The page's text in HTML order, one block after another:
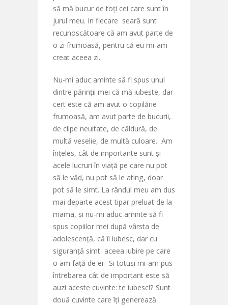
să mă bucur de toți cei care sunt în
jurul meu. In fiecare seară sunt
recunoscătoare că am avut parte de
o zi frumoasă, pentru că eu mi-am
creat aceea zi.
Nu-mi aduc aminte să fi spus unul
dintre părinții mei că mă iubește, dar
cert este că am avut o copilărie
frumoasă, am avut parte de bucurii,
de clipe neuitate, de căldură, de
multă veselie, de multă culoare. Am
înțeles, cât de importante sunt și
acele lucruri în viață pe care nu pot
să le văd, nu pot să le ating, doar
pot să le simt. La rândul meu am dus
mai departe acest tipar preluat de la
mama, și nu-mi aduc aminte să fi
spus copiilor mei după vârsta de
adolescență, că îi iubesc, dar cu
siguranță simt aceea iubire pe care
o am față de ei. Si totuși mi-am pus
întrebarea cât de important este să
auzi aceste cuvinte: te iubesc!? Sunt
două cuvinte care îți generează